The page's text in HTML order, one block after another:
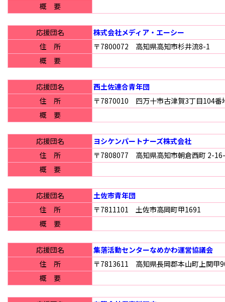
概 要
応援団名
株式会社メディア・エーシー
住 所
〒7800072 高知県高知市杉井流8-1
概 要
応援団名
西土佐連合青年団
住 所
〒7870010 四万十市古津賀3丁目104番
概 要
応援団名
ヨシケンパートナーズ株式会社
住 所
〒7808077 高知県高知市朝倉西町 2-
概 要
応援団名
土佐市青年団
住 所
〒7811101 土佐市高岡町甲1691
概 要
応援団名
集落活動センターなめかわ運営協議会
住 所
〒7813611 高知県長岡郡本山町上関甲
概 要